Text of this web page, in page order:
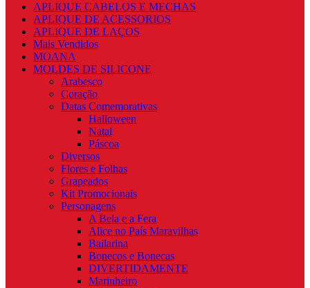
APLIQUE CABELOS E MECHAS
APLIQUE DE ACESSORIOS
APLIQUE DE LAÇOS
Mais Vendidos
MOANA
MOLDES DE SILICONE
Arabesco
Coração
Datas Comemorativas
Halloween
Natal
Páscoa
Diversos
Flores e Folhas
Grapeados
Kit Promocionais
Personagens
A Bela e a Fera
Alice no País Maravilhas
Bailarina
Bonecos e Bonecas
DIVERTIDAMENTE
Marinheiro